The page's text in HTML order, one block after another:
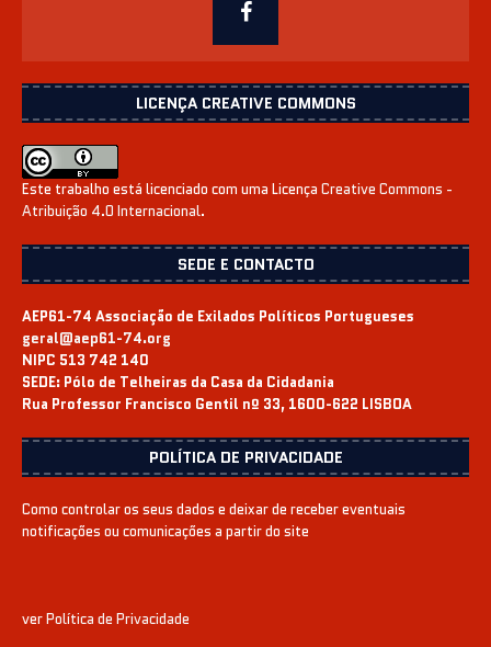
LICENÇA CREATIVE COMMONS
Este trabalho está licenciado com uma Licença Creative Commons -
Atribuição 4.0 Internacional.
SEDE E CONTACTO
AEP61-74 Associação de Exilados Políticos Portugueses
geral@aep61-74.org
NIPC 513 742 140
SEDE: Pólo de Telheiras da Casa da Cidadania
Rua Professor Francisco Gentil nº 33, 1600-622 LISBOA
POLÍTICA DE PRIVACIDADE
Como controlar os seus dados e deixar de receber eventuais
notificações ou comunicações a partir do site
verPolítica de Privacidade